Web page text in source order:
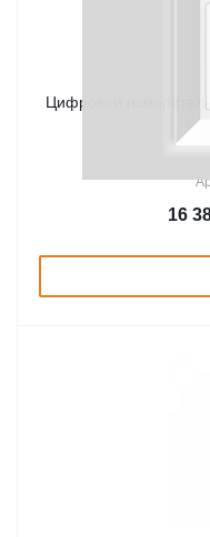
Цифровой
16